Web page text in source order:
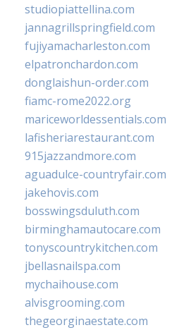
studiopiattellina.com
jannagrillspringfield.com
fujiyamacharleston.com
elpatronchardon.com
donglaishun-order.com
fiamc-rome2022.org
mariceworldessentials.com
lafisheriarestaurant.com
915jazzandmore.com
aguadulce-countryfair.com
jakehovis.com
bosswingsduluth.com
birminghamautocare.com
tonyscountrykitchen.com
jbellasnailspa.com
mychaihouse.com
alvisgrooming.com
thegeorginaestate.com